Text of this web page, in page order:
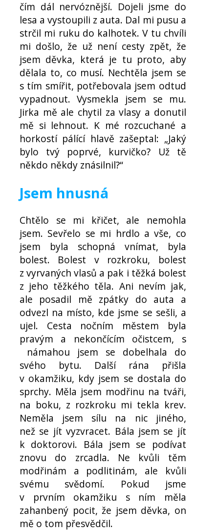
čím dál nervóznější. Dojeli jsme do
lesa a vystoupili z auta. Dal mi pusu a
strčil mi ruku do kalhotek. V tu chvíli
mi došlo, že už není cesty zpět, že
jsem děvka, která je tu proto, aby
dělala to, co musí. Nechtěla jsem se
s tím smířit, potřebovala jsem odtud
vypadnout. Vysmekla jsem se mu.
Jirka mě ale chytil za vlasy a donutil
mě si lehnout. K mé rozcuchané a
horkostí pálící hlavě zašeptal: „Jaký
bylo tvý poprvé, kurvičko? Už tě
někdo někdy znásilnil?“
Jsem hnusná
Chtělo se mi křičet, ale nemohla
jsem. Sevřelo se mi hrdlo a vše, co
jsem byla schopná vnímat, byla
bolest. Bolest v rozkroku, bolest
z vyrvaných vlasů a pak i těžká bolest
z jeho těžkého těla. Ani nevím jak,
ale posadil mě zpátky do auta a
odvezl na místo, kde jsme se sešli, a
ujel. Cesta nočním městem byla
pravým a nekončícím očistcem, s
námahou jsem se dobelhala do
svého bytu. Další rána přišla
v okamžiku, kdy jsem se dostala do
sprchy. Měla jsem modřinu na tváři,
na boku, z rozkroku mi tekla krev.
Neměla jsem sílu na nic jiného,
než se jít vyzvracet. Bála jsem se jít
k doktorovi. Bála jsem se podívat
znovu do zrcadla. Ne kvůli těm
modřinám a podlitinám, ale kvůli
svému svědomí. Pokud jsme
v prvním okamžiku s ním měla
zahanbený pocit, že jsem děvka, on
mě o tom přesvědčil.